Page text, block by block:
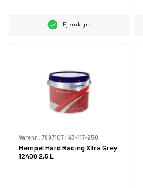
Fjernlager
Varenr.: 7897107| 43-117-250
Hempel Hard Racing Xtra Grey
12400 2,5 L